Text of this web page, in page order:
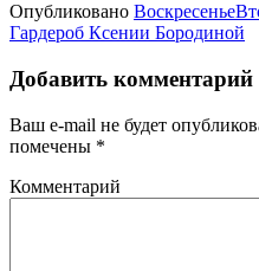
Опубликовано Воскресенье
Гардероб Ксении Бородиной
Добавить комментарий
Ваш e-mail не будет
помечены *
Комментарий